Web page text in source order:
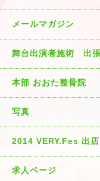
メールマガジン
舞台出演者施術 出
本部 おおた整骨院
写真
2014 VERY.Fes 出
求人ページ